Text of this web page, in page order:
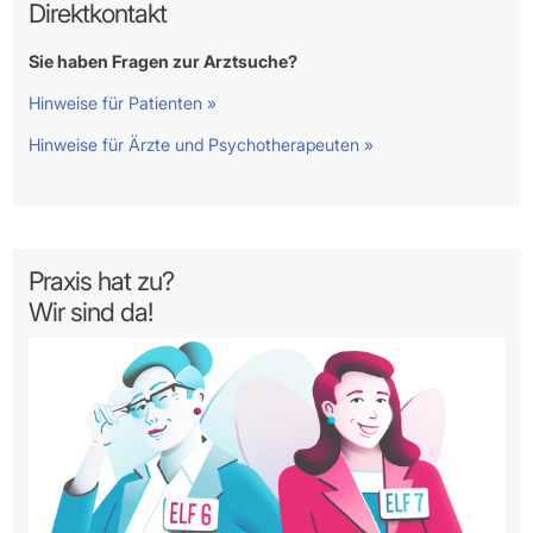
Direktkontakt
Sie haben Fragen zur Arztsuche?
Hinweise für Patienten »
Hinweise für Ärzte und Psychotherapeuten »
Praxis hat zu?
Wir sind da!